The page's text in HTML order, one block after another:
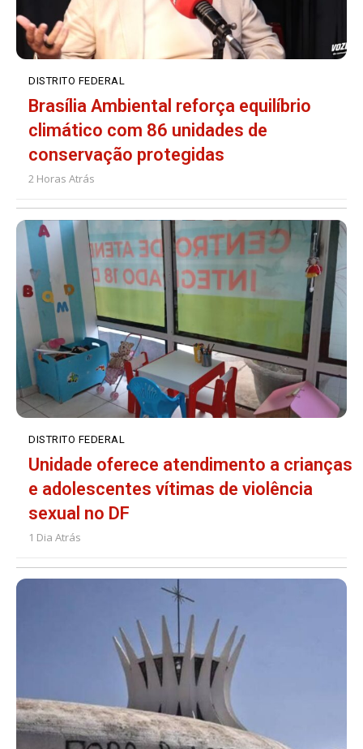
DISTRITO FEDERAL
Brasília Ambiental reforça equilíbrio
climático com 86 unidades de
conservação protegidas
2 Horas Atrás
DISTRITO FEDERAL
Unidade oferece atendimento a crianças
e adolescentes vítimas de violência
sexual no DF
1 Dia Atrás